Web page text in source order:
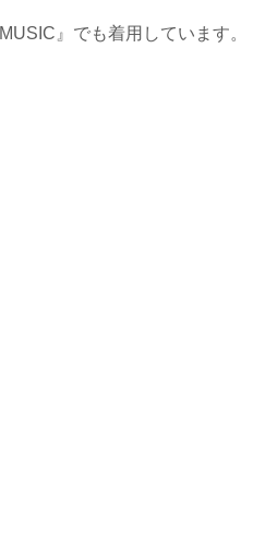
MUSIC 』でも着用しています。